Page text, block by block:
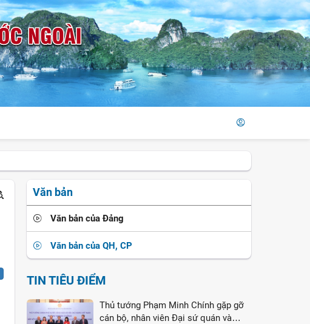
Văn bản
Văn bản của Đảng
Văn bản của QH, CP
TIN TIÊU ĐIỂM
Thủ tướng Phạm Minh Chính gặp gỡ
cán bộ, nhân viên Đại sứ quán và